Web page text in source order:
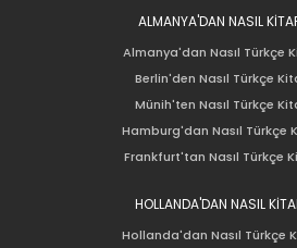
ALMANYA'DAN NASIL
Almanya'dan Nasıl Türkçe
Berlin'den Nasıl Türkçe
Münih'ten Nasıl Türkçe
Hamburg'dan Nasıl Türkçe
Frankfurt'tan Nasıl Türkçe
HOLLANDA'DAN NASIL
Hollanda'dan Nasıl Türkçe